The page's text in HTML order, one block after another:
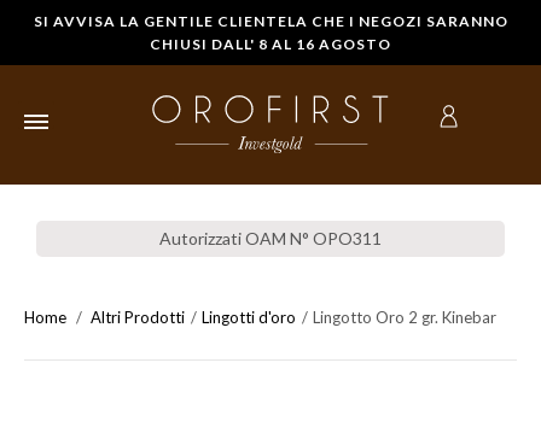
SI AVVISA LA GENTILE CLIENTELA CHE I NEGOZI SARANNO
CHIUSI DALL' 8 AL 16 AGOSTO
D'ORO
STERLINE IN
Autorizzati OAM N° OPO311
Home Altri Prodotti Lingotti d'oro Lingotto Oro 2 gr. Kinebar